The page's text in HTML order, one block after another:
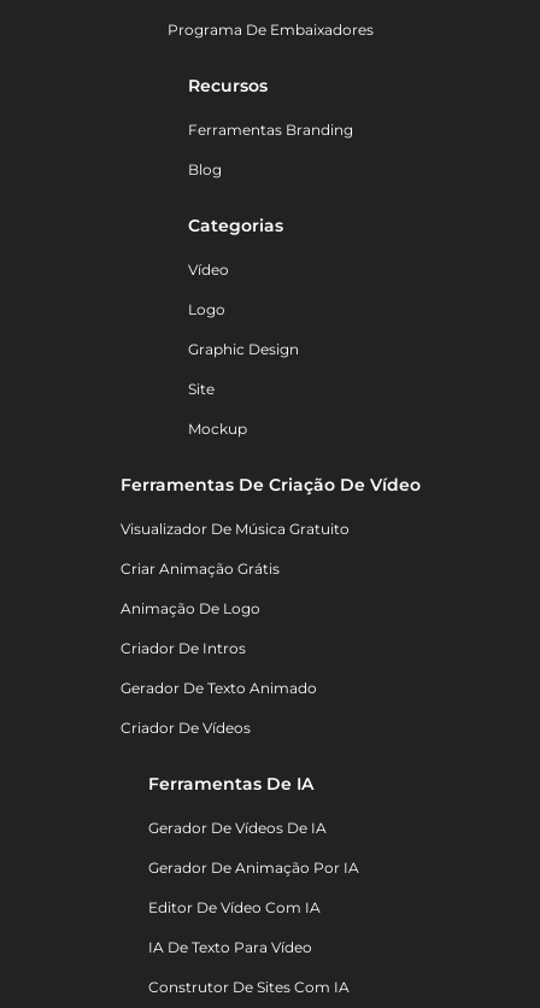
Programa De Embaixadores
Recursos
Ferramentas Branding
Blog
Categorias
Vídeo
Logo
Graphic Design
Site
Mockup
Ferramentas De Criação De Vídeo
Visualizador De Música Gratuito
Criar Animação Grátis
Animação De Logo
Criador De Intros
Gerador De Texto Animado
Criador De Vídeos
Ferramentas De IA
Gerador De Vídeos De IA
Gerador De Animação Por IA
Editor De Vídeo Com IA
IA De Texto Para Vídeo
Construtor De Sites Com IA